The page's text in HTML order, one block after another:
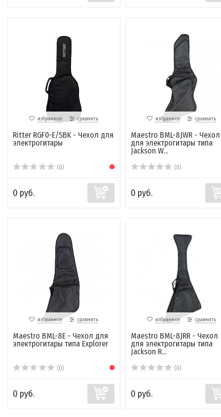
избранное сравнить
Ritter RGF0-E/SBK - Чехол для
электрогитары
(0)
0 руб.
избранное сравнить
Maestro BML-8JWR - Чехол
для электрогитары типа
Jackson W...
(0)
0 руб.
избранное сравнить
Maestro BML-8E - Чехол для
электрогитары типа Explorer
(0)
0 руб.
избранное сравнить
Maestro BML-8JRR - Чехол
для электрогитары типа
Jackson R...
(0)
0 руб.